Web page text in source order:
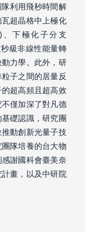
利用飛秒時間解
超晶格中上極化
、下極化子分支
級非線性能量轉
力學。此外，研
子之間的居量反
超高頻且超高效
僅加深了對凡德
礎認識，研究團
動創新光量子技
隊培養的台大物
謝國科會臺美奈
畫，以及中研院